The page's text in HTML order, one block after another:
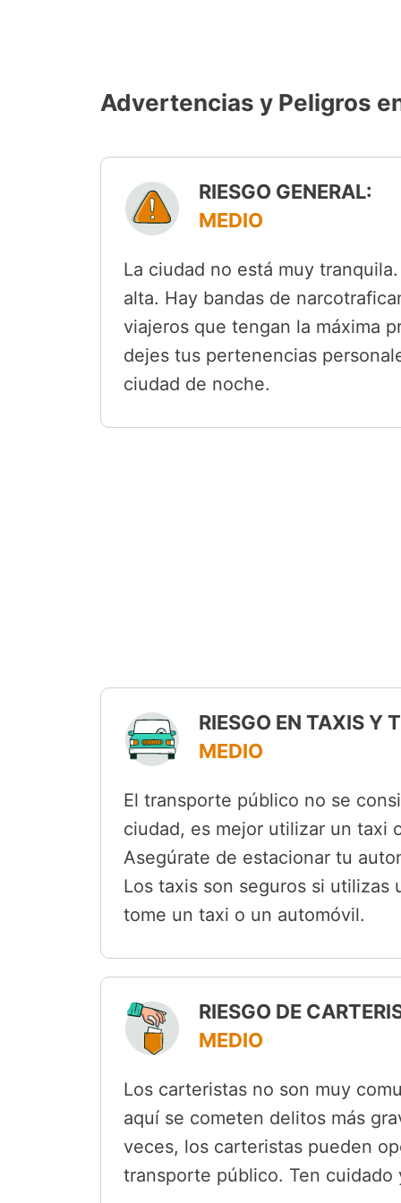
Advertencias y Peligros
RIESGO GENERAL:
MEDIO
La ciudad no está muy
alta. Hay bandas de
viajeros que tengan la máxima
dejes tus pertenencias
ciudad de noche.
RIESGO EN TAXIS Y
MEDIO
El transporte público no se
ciudad, es mejor utilizar un taxi
Asegúrate de estacionar tu
Los taxis son seguros si utilizas
tome un taxi o un automóvil.
RIESGO DE
MEDIO
Los carteristas no son muy
aquí se cometen delitos más
veces, los carteristas pueden
transporte público. Ten cuidado